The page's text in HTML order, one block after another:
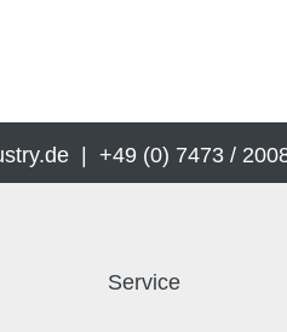
| +49 (0) 7473 /
Service